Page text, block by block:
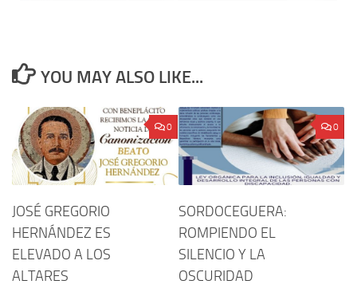
YOU MAY ALSO LIKE...
0
JOSÉ GREGORIO
HERNÁNDEZ ES
ELEVADO A LOS
ALTARES
0
SORDOCEGUERA:
ROMPIENDO EL
SILENCIO Y LA
OSCURIDAD